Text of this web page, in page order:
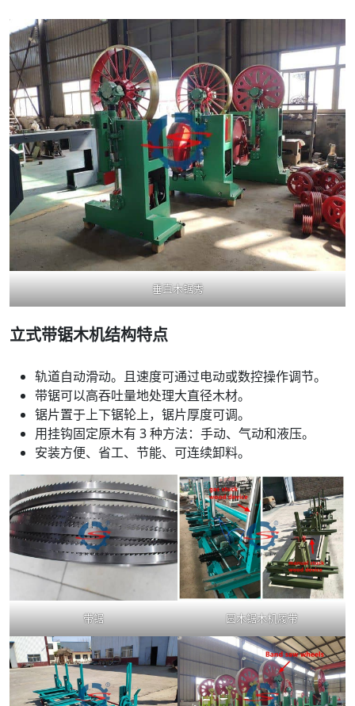
垂直木锯秀
立式带锯木机结构特点
轨道自动滑动。且速度可通过电动或数控操作调节。
带锯可以高吞吐量地处理大直径木材。
锯片置于上下锯轮上，锯片厚度可调。
用挂钩固定原木有 3 种方法：手动、气动和液压。
安装方便、省工、节能、可连续卸料。
带锯 圆木锯木机履带